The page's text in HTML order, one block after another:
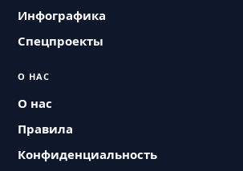
Инфографика
Спецпроекты
О НАС
О нас
Правила
Конфиденциальность